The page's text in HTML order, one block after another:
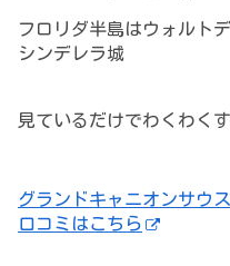
フロリダ半島はウォルト
シンデレラ城
見ているだけでわくわく
グランドキャニオンサウ
口コミはこちら